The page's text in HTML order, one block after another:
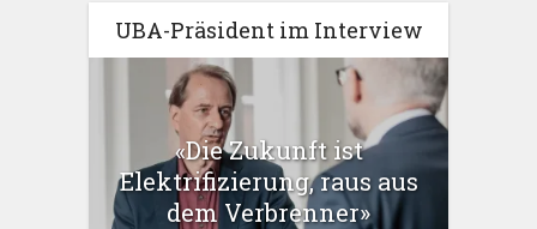
UBA-Präsident im Interview
«Die Zukunft ist
Elektrifizierung, raus aus
dem Verbrenner»